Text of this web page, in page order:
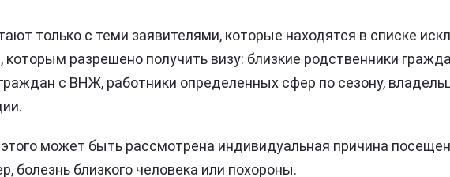
только с теми заявителями, которые находятся в списке
которым разрешено получить визу: близкие родственники
с ВНЖ, работники определенных сфер по сезону,
может быть рассмотрена индивидуальная причина
болезнь близкого человека или похороны.